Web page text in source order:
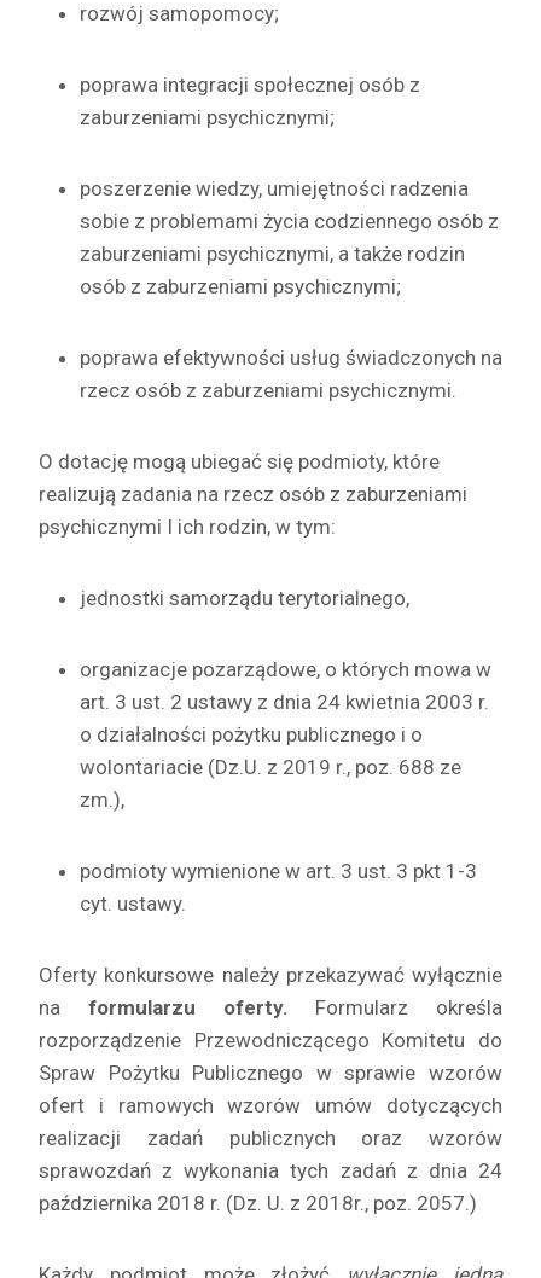
rozwój samopomocy;
poprawa integracji społecznej osób z
zaburzeniami psychicznymi;
poszerzenie wiedzy, umiejętności radzenia
sobie z problemami życia codziennego osób z
zaburzeniami psychicznymi, a także rodzin
osób z zaburzeniami psychicznymi;
poprawa efektywności usług świadczonych na
rzecz osób z zaburzeniami psychicznymi.
O dotację mogą ubiegać się podmioty, które
realizują zadania na rzecz osób z zaburzeniami
psychicznymi I ich rodzin, w tym:
jednostki samorządu terytorialnego,
organizacje pozarządowe, o których mowa w
art. 3 ust. 2 ustawy z dnia 24 kwietnia 2003 r.
o działalności pożytku publicznego i o
wolontariacie (Dz.U. z 2019 r., poz. 688 ze
zm.),
podmioty wymienione w art. 3 ust. 3 pkt 1-3
cyt. ustawy.
Oferty konkursowe należy przekazywać wyłącznie
na formularzu oferty. Formularz określa
rozporządzenie Przewodniczącego Komitetu do
Spraw Pożytku Publicznego w sprawie wzorów
ofert i ramowych wzorów umów dotyczących
realizacji zadań publicznych oraz wzorów
sprawozdań z wykonania tych zadań z dnia 24
października 2018 r. (Dz. U. z 2018r., poz. 2057.)